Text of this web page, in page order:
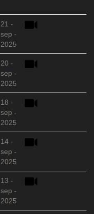
21 -
sep -
2025
20 -
sep -
2025
18 -
sep -
2025
14 -
sep -
2025
13 -
sep -
2025